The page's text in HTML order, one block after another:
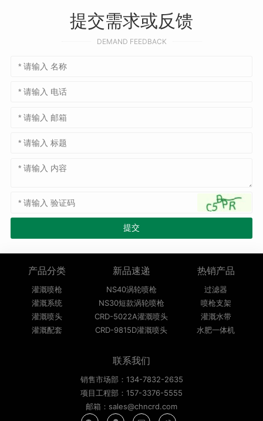
提交需求或反馈
DEMAND FEEDBACK
产品分类
灌溉喷枪
灌溉系统
灌溉喷头
灌溉配套
新品速递
NS40涡轮喷枪
NS30短款涡轮喷枪
CRD-5022A灌溉喷头
CRD-9815D灌溉喷头
热销产品
过滤器
喷枪支架
灌溉水带
水肥一体机
联系我们
销售市场部：134-7832-2635
项目工程部：157-3376-5555
邮箱：sales@chncrd.com